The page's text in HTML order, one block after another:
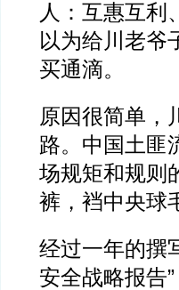
人：互惠互
以为给川老爷
买通滴。
原因很简单，
路。中国土匪
场规矩和规则
裤，裆中央球
经过一年的撰
安全战略报告